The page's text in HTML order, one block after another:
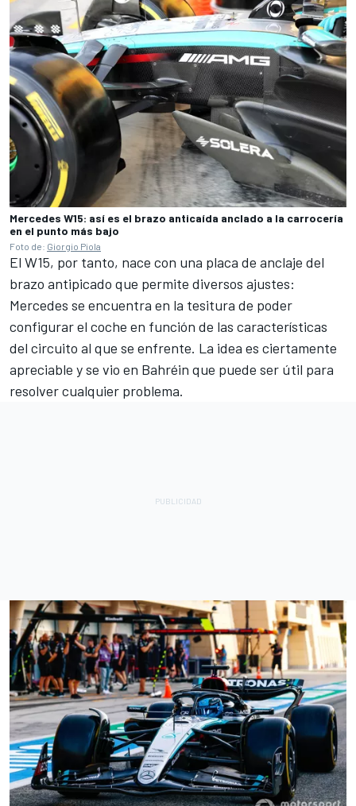
Mercedes W15: así es el brazo anticaída anclado a la carrocería
en el punto más bajo
Foto de: Giorgio Piola
El W15, por tanto, nace con una placa de anclaje del
brazo antipicado que permite diversos ajustes:
Mercedes se encuentra en la tesitura de poder
configurar el coche en función de las características
del circuito al que se enfrente. La idea es ciertamente
apreciable y se vio en Bahréin que puede ser útil para
resolver cualquier problema.